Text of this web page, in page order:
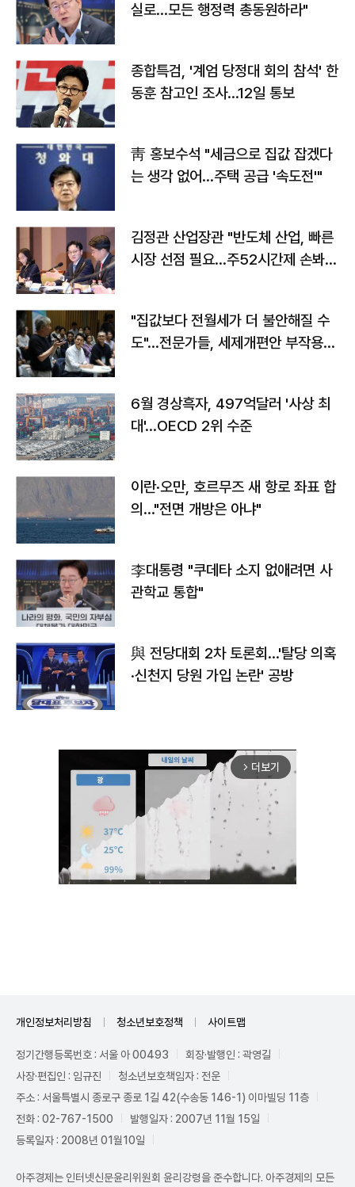
실로…모든 행정력 총동원하라"
종합특검, '계엄 당정대 회의 참석' 한
동훈 참고인 조사...12일 통보
靑 홍보수석 "세금으로 집값 잡겠다
는 생각 없어…주택 공급 '속도전'"
김정관 산업장관 "반도체 산업, 빠른
시장 선점 필요…주52시간제 손봐
"집값보다 전월세가 더 불안해질 수
도"…전문가들, 세제개편안 부작용
6월 경상흑자, 497억달러 '사상 최
대'…OECD 2위 수준
이란·오만, 호르무즈 새 항로 좌표 합
의…"전면 개방은 아냐"
李대통령 "쿠데타 소지 없애려면 사
관학교 통합"
與 전당대회 2차 토론회…'탈당 의혹
·신천지 당원 가입 논란' 공방
arrow_forward_ios 더보기
개인정보처리방침 청소년보호정책 사이트맵
정기간행등록번호 : 서울 아 00493
회장·발행인 : 곽영길
사장·편집인 : 임규진
청소년보호책임자 : 전운
주소 : 서울특별시 종로구 종로 1길 42(수송동 146-1) 이마빌딩 11층
전화 : 02-767-1500
발행일자 : 2007년 11월 15일
등록일자 : 2008년 01월10일
아주경제는 인터넷신문윤리위원회 윤리강령을 준수합니다. 아주경제의 모든